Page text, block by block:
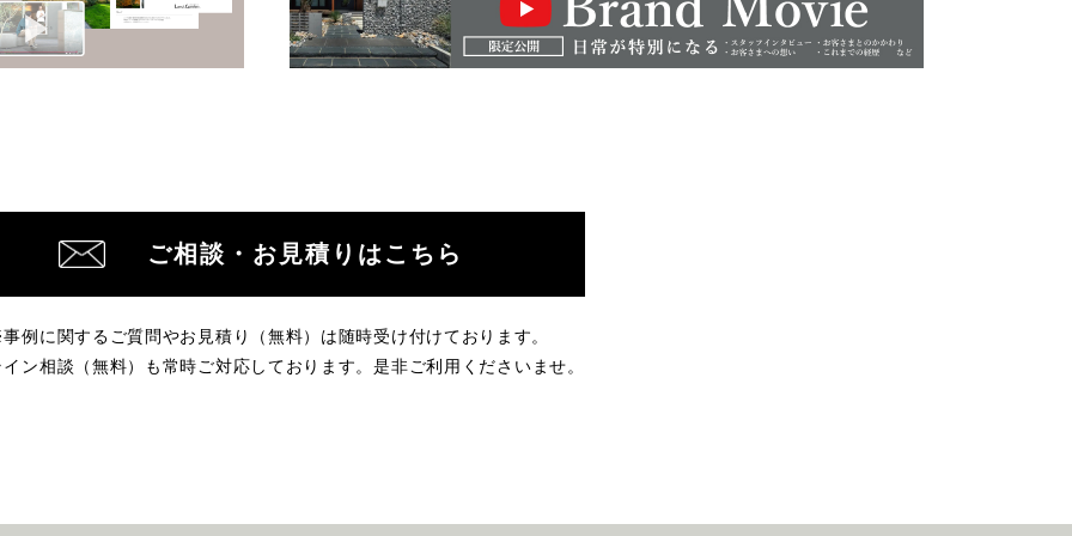
ご相談・お見積りはこちら
例に関するご質問やお見積り（無料）は随時受け付けております。
ン相談（無料）も常時ご対応しております。是非ご利用くださいませ。